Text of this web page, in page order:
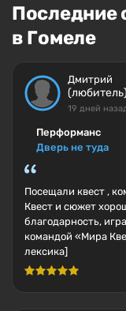
Последние
в Гомеле
Дмитрий
(любитель)
19 дней
Перформанс
Дверь не туда
Посещали квест ,
Квест и сюжет
благодарность,
командой «Мира
лексика]